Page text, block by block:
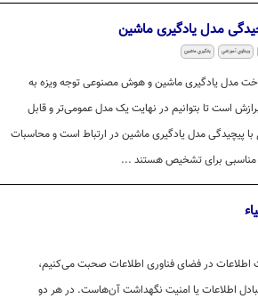
مدل یادگیری ماشین
آموزشی یادگیری ماشین
مدل یادگیری ماشین و هوش مصنوعی توجه ویزه به
است تا بتوانیم در نهایت یک مدل عمومی‌تر و قابل
پیچیدگی مدل یادگیری ماشین در ارتباط است و محاسبات
مناسبی برای تشخیص هستند ...
در فضای فناوری اطلاعات صحبت می‌کنیم،
اطلاعات یا امنیت نگهداشت آن‌هاست. در هر دو